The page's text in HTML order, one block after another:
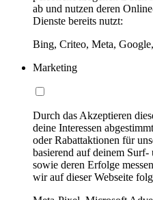
ab und nutzen deren
Dienste bereits nutzt:
Bing, Criteo, Meta,
Marketing
Durch das Akzeptieren
deine Interessen
oder Rabattaktionen für
basierend auf deinem
sowie deren Erfolge
wir auf dieser Webseite